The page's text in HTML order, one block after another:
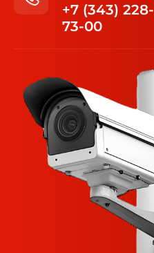
+7 (343) 228-
73-00